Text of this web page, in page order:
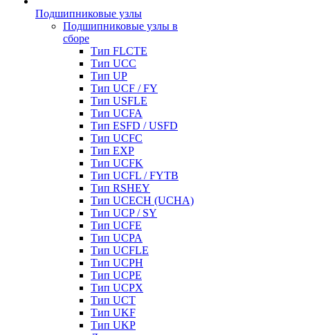
Подшипниковые узлы
Подшипниковые узлы в
сборе
Тип FLCTE
Тип UCC
Тип UP
Тип UCF / FY
Тип USFLE
Тип UCFA
Тип ESFD / USFD
Тип UCFC
Тип EXP
Тип UCFK
Тип UCFL / FYTB
Тип RSHEY
Тип UCECH (UCHA)
Тип UCP / SY
Тип UCFE
Тип UCPA
Тип UCFLE
Тип UCPH
Тип UCPE
Тип UCPX
Тип UCT
Тип UKF
Тип UKP